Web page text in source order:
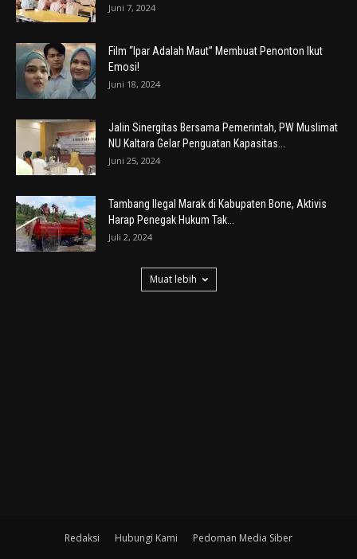
Juni 7, 2024
Film “Ipar Adalah Maut” Membuat Penonton Ikut
Emosi!
Juni 18, 2024
Jalin Sinergitas Bersama Pemerintah, PW Muslimat
NU Kaltara Gelar Penguatan Kapasitas...
Juni 25, 2024
Tambang Ilegal Marak di Kabupaten Bone, Aktivis
Harap Penegak Hukum Tak...
Juli 2, 2024
Muat lebih
Redaksi Hubungi Kami Pedoman Media Siber